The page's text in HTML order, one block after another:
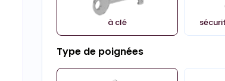
à clé
Type de poignées